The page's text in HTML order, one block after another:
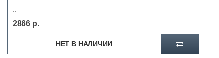
2866 р.
НЕТ В НАЛИЧИИ